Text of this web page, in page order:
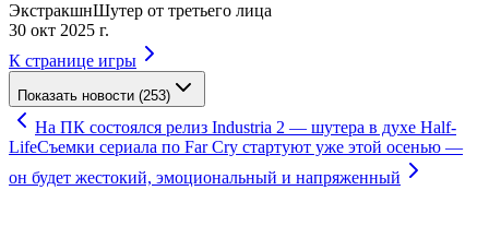
ЭкстракшнШутер от третьего лица
30 окт 2025 г.
К странице игры
Показать новости (253)
На ПК состоялся релиз Industria 2 — шутера в духе Half-
LifeСъемки сериала по Far Cry стартуют уже этой осенью —
он будет жестокий, эмоциональный и напряженный